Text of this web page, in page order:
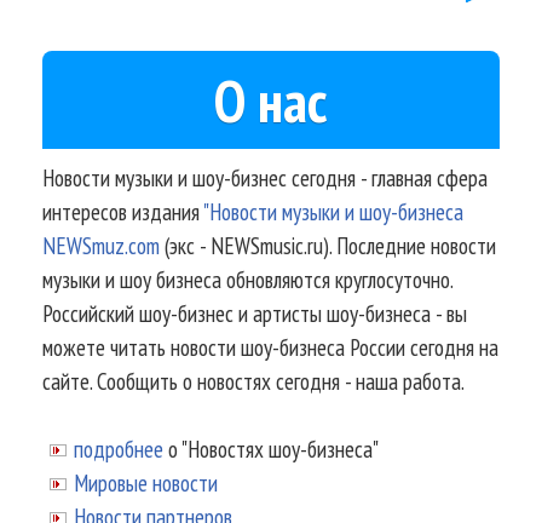
О нас
Новости музыки и шоу-бизнес сегодня - главная сфера
интересов издания"Новости музыки и шоу-бизнеса
NEWSmuz.com(экс - NEWSmusic.ru). Последние новости
музыки и шоу бизнеса обновляются круглосуточно.
Российский шоу-бизнес и артисты шоу-бизнеса - вы
можете читать новости шоу-бизнеса России сегодня на
сайте. Сообщить о новостях сегодня - наша работа.
подробнее о "Новостях шоу-бизнеса"
Мировые новости
Новости партнеров